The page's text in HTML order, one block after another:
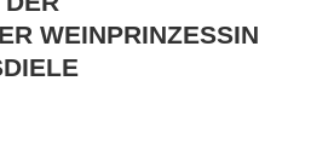
WEINPRINZESSIN